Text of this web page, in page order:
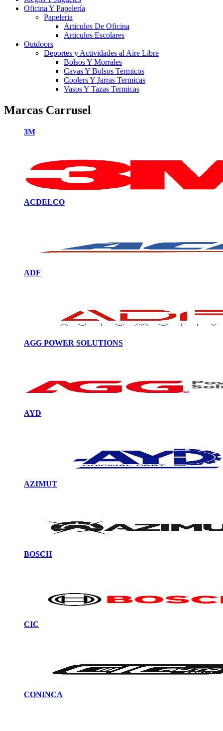
Oficina Y Papelería
Papeleria
Articulos De Oficina
Articulos Escolares
Outdoors
Deportes y Actividades al Aire Libre
Bolsos Y Morrales
Cavas Y Bolsos Termicos
Coolers Y Jarras Termicas
Vasos Y Tazas Termicas
Marcas Carrusel
3M
ACDELCO
ADF
AGG POWER SOLUTIONS
AYD
AZIMUT
BOSCH
CIC
CONINCA